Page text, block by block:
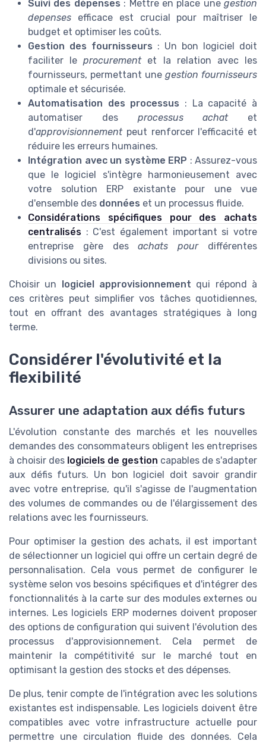
Suivi des dépenses : Mettre en place une gestion
depenses efficace est crucial pour maîtriser le
budget et optimiser les coûts.
Gestion des fournisseurs : Un bon logiciel doit
faciliter leprocurementet la relation avec les
fournisseurs, permettant une gestion fournisseurs
optimale et sécurisée.
Automatisation des processus : La capacité à
automatiser des processus achatet
d'approvisionnementpeut renforcer l'efficacité et
réduire les erreurs humaines.
Intégration avec un système ERP : Assurez-vous
que le logiciel s'intègre harmonieusement avec
votre solution ERP existante pour une vue
d'ensemble des données et un processus fluide.
Considérations spécifiques pour des achats
centralisés : C'est également important si votre
entreprise gère desachats pourdifférentes
divisions ou sites.
Choisir un logiciel approvisionnement qui répond à
ces critères peut simplifier vos tâches quotidiennes,
tout en offrant des avantages stratégiques à long
terme.
Considérer l'évolutivité et la
flexibilité
Assurer une adaptation aux défis futurs
L'évolution constante des marchés et les nouvelles
demandes des consommateurs obligent les entreprises
à choisir des logiciels de gestion capables de s'adapter
aux défis futurs. Un bon logiciel doit savoir grandir
avec votre entreprise, qu'il s'agisse de l'augmentation
des volumes de commandes ou de l'élargissement des
relations avec les fournisseurs.
Pour optimiser la gestion des achats, il est important
de sélectionner un logiciel qui offre un certain degré de
personnalisation. Cela vous permet de configurer le
système selon vos besoins spécifiques et d'intégrer des
fonctionnalités à la carte sur des modules externes ou
internes. Les logiciels ERP modernes doivent proposer
des options de configuration qui suivent l'évolution des
processus d'approvisionnement. Cela permet de
maintenir la compétitivité sur le marché tout en
optimisant la gestion des stocks et des dépenses.
De plus, tenir compte de l'intégration avec les solutions
existantes est indispensable. Les logiciels doivent être
compatibles avec votre infrastructure actuelle pour
permettre une circulation fluide des données. Cela